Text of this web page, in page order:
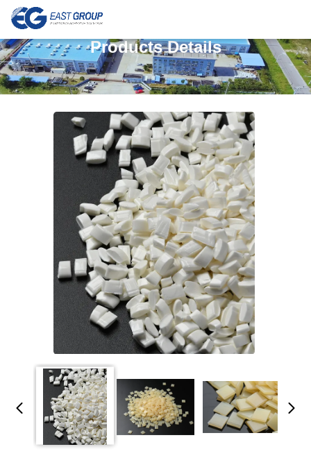
Products Details